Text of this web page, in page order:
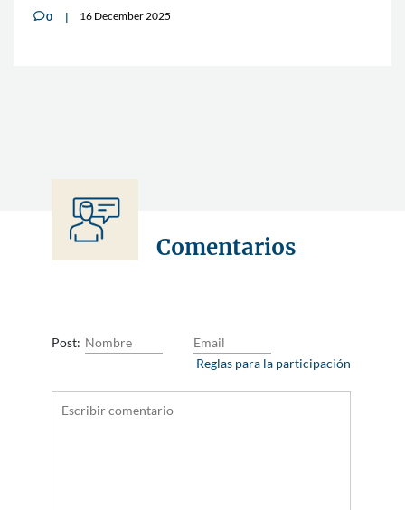
v0 16 December 2025
Comentarios
Post:
Reglas para la participación